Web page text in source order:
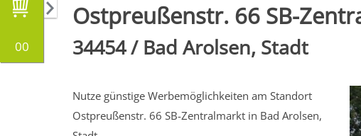
00
Ostpreußenstr. 66 SB-
34454 / Bad Arolsen, Stadt
Nutze günstige Werbemöglichkeiten am Standort
Ostpreußenstr. 66 SB-Zentralmarkt in Bad Arolsen,